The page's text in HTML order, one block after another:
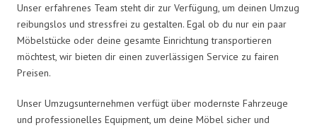
Unser erfahrenes Team steht dir zur Verfügung, um deinen Umzug
reibungslos und stressfrei zu gestalten. Egal ob du nur ein paar
Möbelstücke oder deine gesamte Einrichtung transportieren
möchtest, wir bieten dir einen zuverlässigen Service zu fairen
Preisen.
Unser Umzugsunternehmen verfügt über modernste Fahrzeuge
und professionelles Equipment, um deine Möbel sicher und